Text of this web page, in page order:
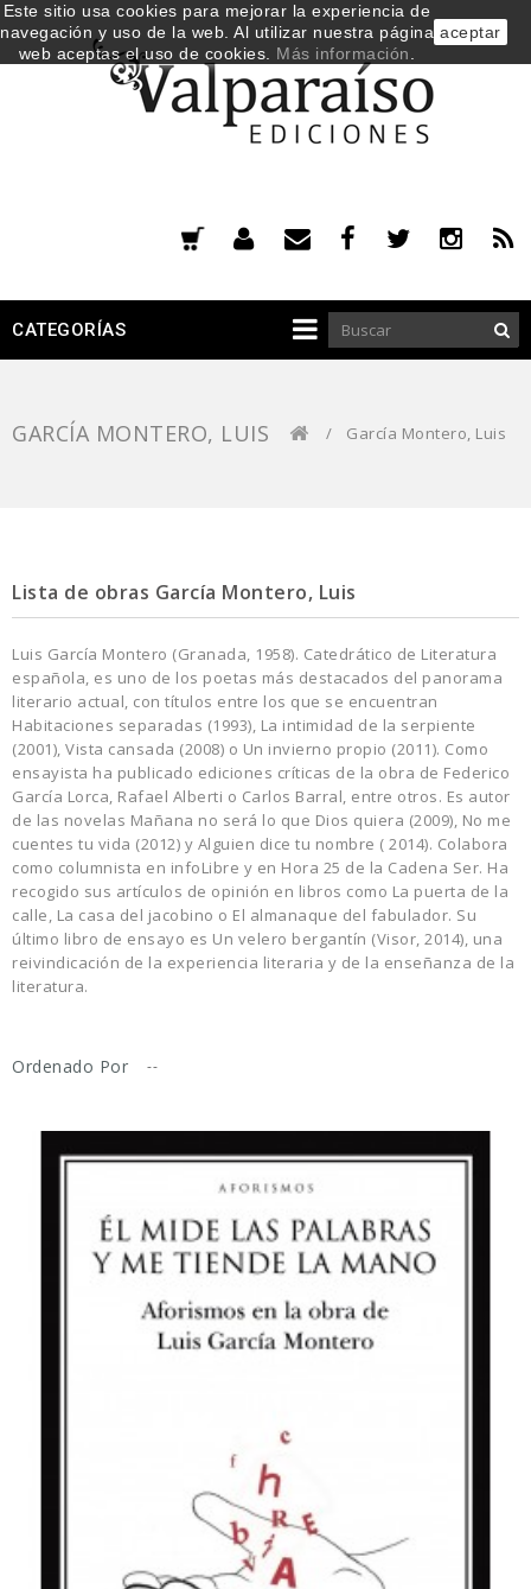
CATEGORÍAS
GARCÍA MONTERO, LUIS / García Montero, Luis
Lista de obras García Montero, Luis
Luis García Montero (Granada, 1958). Catedrático de Literatura
española, es uno de los poetas más destacados del panorama
literario actual, con títulos entre los que se encuentran
Habitaciones separadas (1993), La intimidad de la serpiente
(2001), Vista cansada (2008) o Un invierno propio (2011). Como
ensayista ha publicado ediciones críticas de la obra de Federico
García Lorca, Rafael Alberti o Carlos Barral, entre otros. Es autor
de las novelas Mañana no será lo que Dios quiera (2009), No me
cuentes tu vida (2012) y Alguien dice tu nombre ( 2014). Colabora
como columnista en infoLibre y en Hora 25 de la Cadena Ser. Ha
recogido sus artículos de opinión en libros como La puerta de la
calle, La casa del jacobino o El almanaque del fabulador. Su
último libro de ensayo es Un velero bergantín (Visor, 2014), una
reivindicación de la experiencia literaria y de la enseñanza de la
literatura.
Ordenado Por --
Este sitio usa cookies para mejorar la experiencia de
navegación y uso de la web. Al utilizar nuestra página
web aceptas el uso de cookies. Más información
aceptar